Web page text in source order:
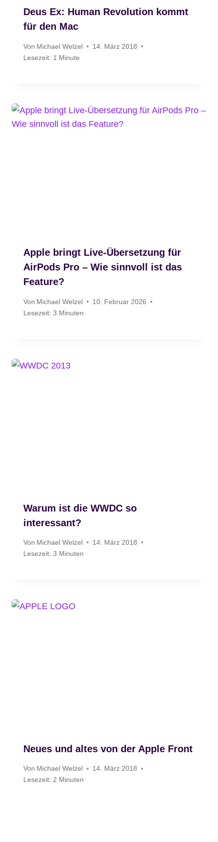
Deus Ex: Human Revolution kommt
für den Mac
Von Michael Welzel
14. März 2018
Lesezeit: 1 Minute
Apple bringt Live-Übersetzung für
AirPods Pro – Wie sinnvoll ist das
Feature?
Von Michael Welzel
10. Februar 2026
Lesezeit: 3 Minuten
Warum ist die WWDC so
interessant?
Von Michael Welzel
14. März 2018
Lesezeit: 3 Minuten
Neues und altes von der Apple Front
Von Michael Welzel
14. März 2018
Lesezeit: 2 Minuten